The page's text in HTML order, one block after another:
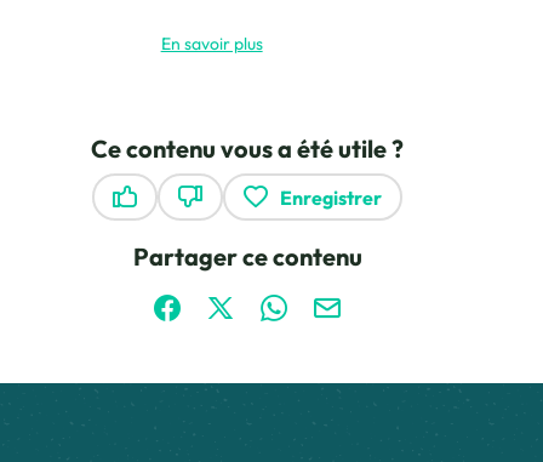
En savoir plus
Ce contenu vous a été utile ?
Enregistrer
Partager ce contenu
Partager sur Facebook (nouvelle fenêtre)
Partager sur X / Twitter (nouvelle
Partager sur WhatsApp
Partager par mail